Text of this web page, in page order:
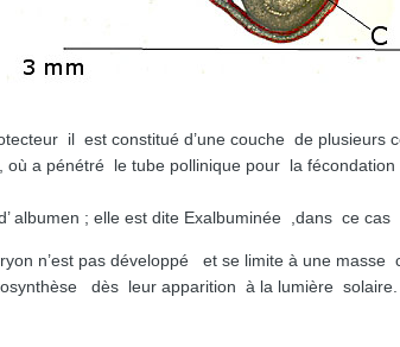
il est constitué d’une couche de
a pénétré le tube pollinique pour la
albumen ; elle est dite Exalbuminée ,dans ce
n’est pas développé et se limite à une masse
dès leur apparition à la lumière solaire.